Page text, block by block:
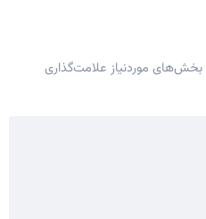
بخش‌های موردنیاز علامت‌گذاری